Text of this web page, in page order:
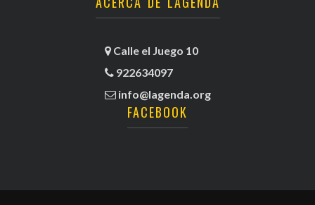
Calle el Juego 10
922634097
info@lagenda.org
FACEBOOK